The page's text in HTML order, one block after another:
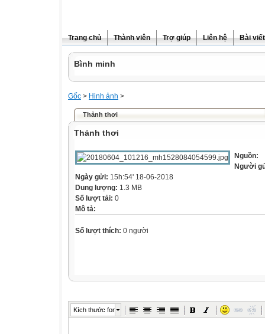
Trang chủ Thành viên Trợ giúp Liên hệ Bài viết
Bình minh
Gốc > Hinh ảnh >
Thảnh thơi
Thảnh thơi
Nguồn:
Người
Ngày gửi: 15h:54' 18-06-2018
Dung lượng: 1.3 MB
Số lượt tải: 0
Mô tả:
Số lượt thích: 0 người
Kích thước font